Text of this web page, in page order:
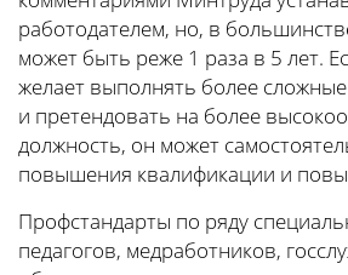
работодателем, но, в
может быть реже 1 раза в 5 лет.
желает выполнять более
и претендовать на более
должность, он может
повышения квалификации и
Профстандарты по ряду
педагогов, медработников,